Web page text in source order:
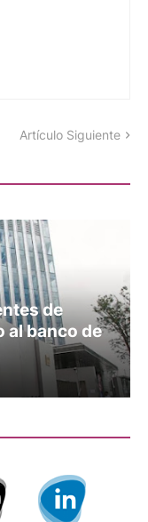
Artículo Siguiente
de
al banco de